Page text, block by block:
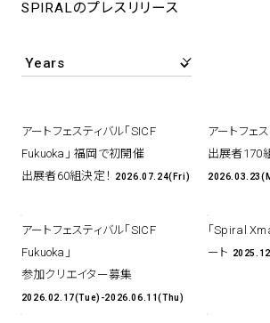
KITTE丸の内
⼆⼦⽟川 Dogwood Plaza
Nail Salon4 Café3
Art Projects
Spiral Schole
スパイラルが推進するエデュケーシ
Spiral Print
スパイラルが提
採用情報 お問い合わ
SPIRALのプレスリリース
アートフェスティバル「SICF
Fukuoka」 福岡で初開催
出展者60組決定！
2026.07.24(Fri)
アートフェ
出展者170
アートフェスティバル「SICF
Fukuoka」
参加クリエイター募集
2026.02.17(Tue)-2026.06.11(Thu)
「Spiral
ート